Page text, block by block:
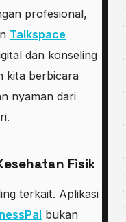
profesional,
Talkspace
dan konseling
kita berbicara
nyaman dari
Fisik
terkait. Aplikasi
bukan